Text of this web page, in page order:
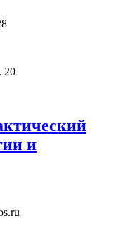
20
и